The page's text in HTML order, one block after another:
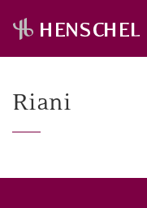
Riani